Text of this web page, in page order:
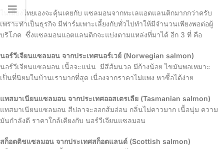
ในเมืองไทยเองจะคุ้นเคยกับ แซลมอนจากทะเลแอตแลนติกมากกว่าครับ
เพราะทำเป็นธุรกิจ มีฟาร์มเพาะเลี้ยงกับทั่วไปทำให้มีจำนวนเพียงพอต่อผู้
บริโภค ซึ่งแซลมอนแอตแลนติกจะแบ่งตามแหล่งที่มาได้ อีก 3 ที่ คือ
นอร์วีเจียนแซลมอน จากประเทศนอร์เวย์ (Norwegian salmon)
นอร์วีเจียนแซลมอน เนื้อจะแน่น มีสีส้มนวล มีก้างน้อย ไขมันพอเหมาะ
เป็นที่นิยมในบ้านเรามากที่สุด เนื่องจากราคาไม่แพง หาซื้อได้ง่าย
แทสมาเนียนแซลมอน จากประเทศออสเตรเลีย (Tasmanian salmon)
แทสมาเนียนแซลมอน สีปลาจะออกส้มอ่อน กลิ่นไม่คาวมาก เนื้อนุ่ม ความ
มันกำลังดี ราคาใกล้เคียงกับ นอร์วีเจียนแซลมอน
สก็อตติชแซลมอน จากประเทศสก็อตแลนด์ (Scottish salmon)